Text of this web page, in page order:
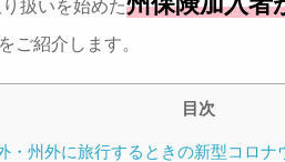
扱いを始めた
をご紹介します。
目次
・州外に旅行するときの新型コロナ